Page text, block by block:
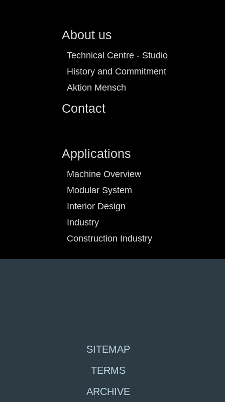
About us
Technical Centre - Studio
History and Commitment
Aktion Mensch
Contact
Applications
Machine Overview
Modular System
Interior Design
Industry
Construction Industry
SITEMAP
TERMS
ARCHIVE